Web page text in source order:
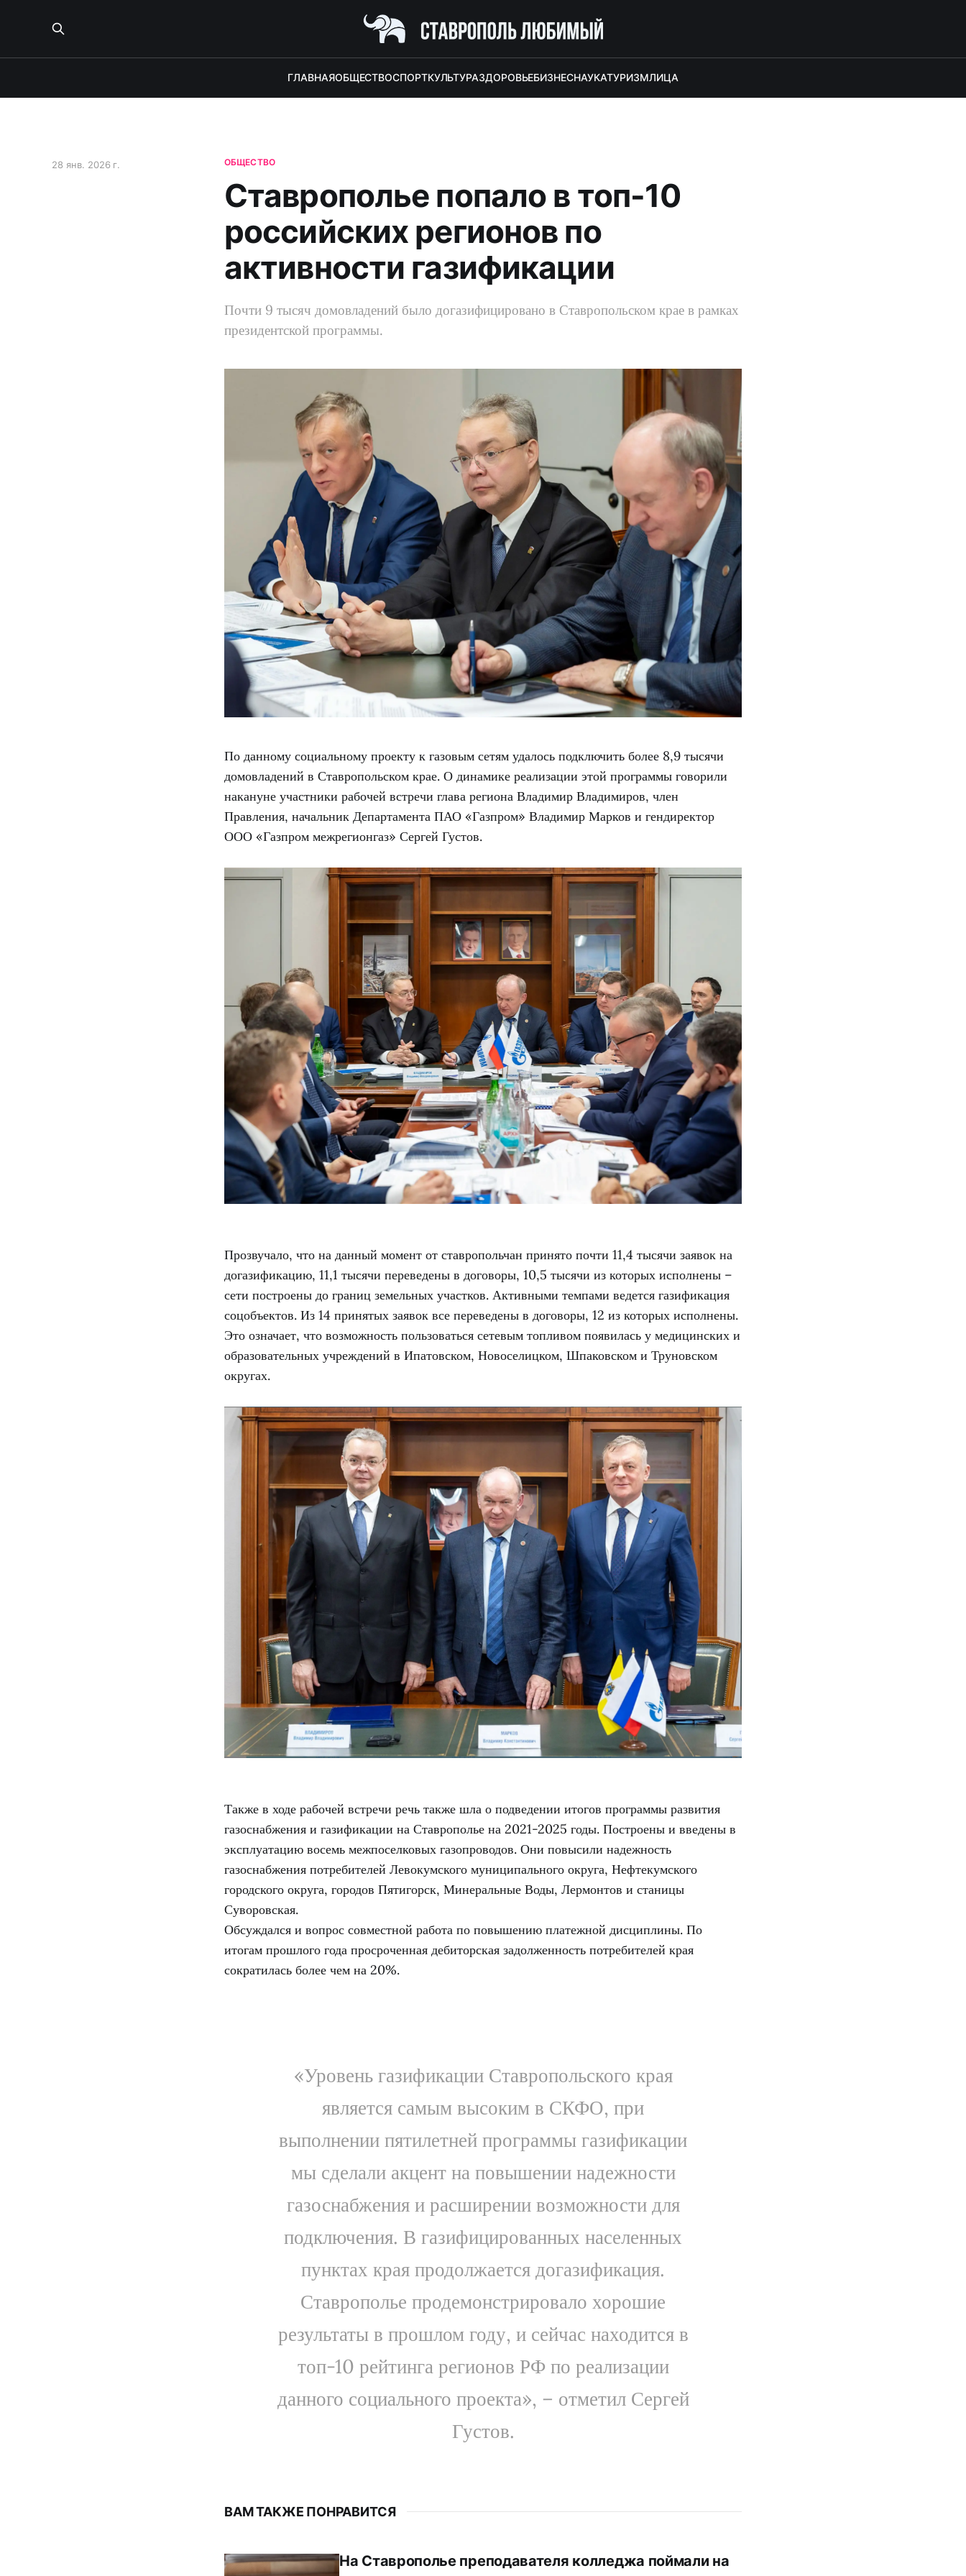
ГЛАВНАЯОБЩЕСТВОСПОРТКУЛЬТУРАЗДОРОВЬЕБИЗНЕСНАУКАТУРИЗМЛИЦА
ОБЩЕСТВО
Ставрополье попало в топ-10
российских регионов по
активности газификации
28 янв. 2026 г.
Почти 9 тысяч домовладений было догазифицировано в Ставропольском крае в рамках
президентской программы.
По данному социальному проекту к газовым сетям удалось подключить более 8,9 тысячи
домовладений в Ставропольском крае. О динамике реализации этой программы говорили
накануне участники рабочей встречи глава региона Владимир Владимиров, член
Правления, начальник Департамента ПАО «Газпром» Владимир Марков и гендиректор
ООО «Газпром межрегионгаз» Сергей Густов.
Прозвучало, что на данный момент от ставропольчан принято почти 11,4 тысячи заявок на
догазификацию, 11,1 тысячи переведены в договоры, 10,5 тысячи из которых исполнены –
сети построены до границ земельных участков. Активными темпами ведется газификация
соцобъектов. Из 14 принятых заявок все переведены в договоры, 12 из которых исполнены.
Это означает, что возможность пользоваться сетевым топливом появилась у медицинских и
образовательных учреждений в Ипатовском, Новоселицком, Шпаковском и Труновском
округах.
Также в ходе рабочей встречи речь также шла о подведении итогов программы развития
газоснабжения и газификации на Ставрополье на 2021-2025 годы. Построены и введены в
эксплуатацию восемь межпоселковых газопроводов. Они повысили надежность
газоснабжения потребителей Левокумского муниципального округа, Нефтекумского
городского округа, городов Пятигорск, Минеральные Воды, Лермонтов и станицы
Суворовская.
Обсуждался и вопрос совместной работа по повышению платежной дисциплины. По
итогам прошлого года просроченная дебиторская задолженность потребителей края
сократилась более чем на 20%.
«Уровень газификации Ставропольского края
является самым высоким в СКФО, при
выполнении пятилетней программы газификации
мы сделали акцент на повышении надежности
газоснабжения и расширении возможности для
подключения. В газифицированных населенных
пунктах края продолжается догазификация.
Ставрополье продемонстрировало хорошие
результаты в прошлом году, и сейчас находится в
топ-10 рейтинга регионов РФ по реализации
данного социального проекта», – отметил Сергей
Густов.
ВАМ ТАКЖЕ ПОНРАВИТСЯ
На Ставрополье преподавателя колледжа поймали на